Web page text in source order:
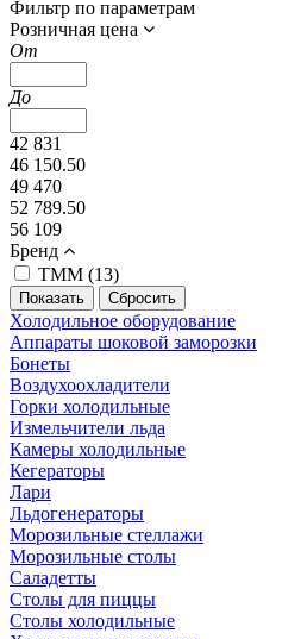
Фильтр по параметрам
Розничная цена
От
До
42 831
46 150.50
49 470
52 789.50
56 109
Бренд
ТММ (13)
Холодильное оборудование
Аппараты шоковой заморозки
Бонеты
Воздухоохладители
Горки холодильные
Измельчители льда
Камеры холодильные
Кегераторы
Лари
Льдогенераторы
Морозильные стеллажи
Морозильные столы
Саладетты
Столы для пиццы
Столы холодильные